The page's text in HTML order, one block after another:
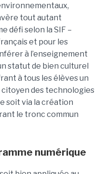
tout autant
défi selon la SIF –
et pour les
à l’enseignement
statut de bien culturel
à tous les élèves un
des technologies
soit via la création
le tronc commun
numérique